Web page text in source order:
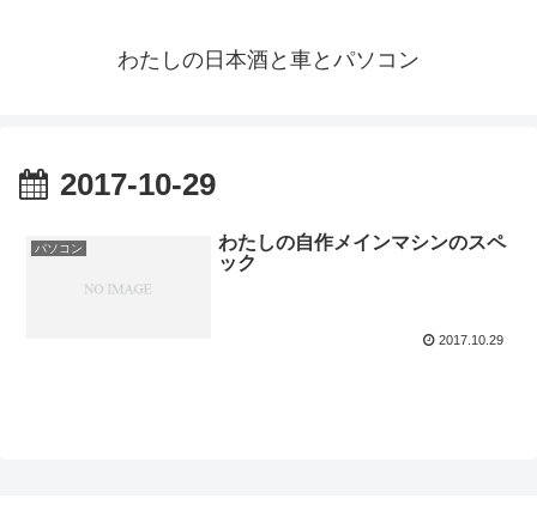
わたしの日本酒と車とパソコン
2017-10-29
パソコン
わたしの自作メインマシンのスペ
ック
2017.10.29